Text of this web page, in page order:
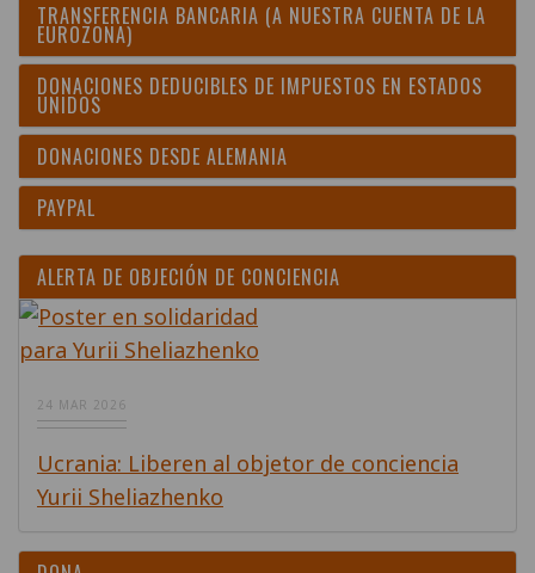
TRANSFERENCIA BANCARIA (A NUESTRA CUENTA DE LA
EUROZONA)
DONACIONES DEDUCIBLES DE IMPUESTOS EN ESTADOS
UNIDOS
DONACIONES DESDE ALEMANIA
PAYPAL
ALERTA DE OBJECIÓN DE CONCIENCIA
24 MAR 2026
Ucrania: Liberen al objetor de conciencia
Yurii Sheliazhenko